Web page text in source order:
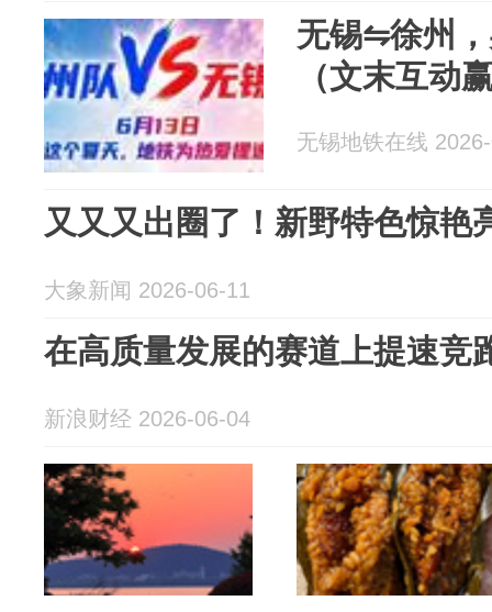
无锡⇋徐州
（文末互动
无锡地铁在线
又又又出圈了！新野特色惊艳
大象新闻 2026-06-11
在高质量发展的赛道上提速竞
新浪财经 2026-06-04